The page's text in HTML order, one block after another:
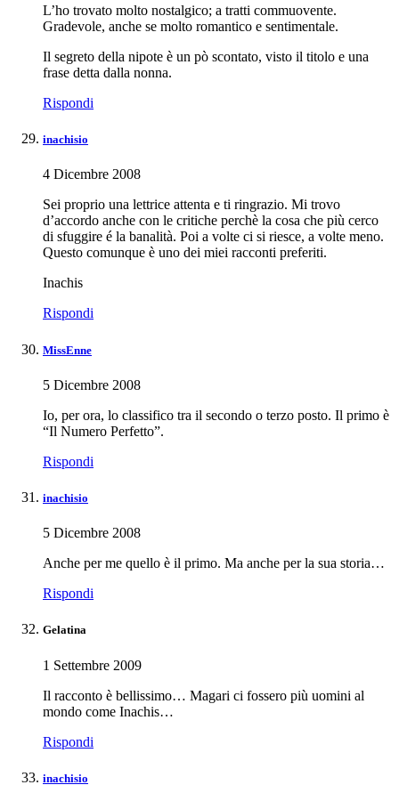
L’ho trovato molto nostalgico; a tratti commuovente.
Gradevole, anche se molto romantico e sentimentale.
Il segreto della nipote è un pò scontato, visto il titolo e una
frase detta dalla nonna.
Rispondi
inachisio
4 Dicembre 2008
Sei proprio una lettrice attenta e ti ringrazio. Mi trovo
d’accordo anche con le critiche perchè la cosa che più cerco
di sfuggire é la banalità. Poi a volte ci si riesce, a volte meno.
Questo comunque è uno dei miei racconti preferiti.
Inachis
Rispondi
MissEnne
5 Dicembre 2008
Io, per ora, lo classifico tra il secondo o terzo posto. Il primo è
“Il Numero Perfetto”.
Rispondi
inachisio
5 Dicembre 2008
Anche per me quello è il primo. Ma anche per la sua storia…
Rispondi
Gelatina
1 Settembre 2009
Il racconto è bellissimo… Magari ci fossero più uomini al
mondo come Inachis…
Rispondi
inachisio